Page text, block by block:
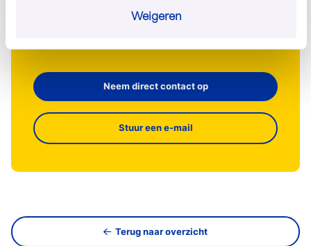
Weigeren
Neem direct contact op
Stuur een e-mail
Terug naar overzicht